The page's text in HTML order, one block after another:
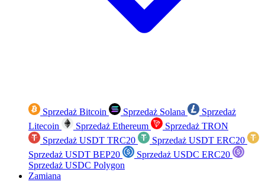
Sprzedaż Bitcoin Sprzedaż Solana
Sprzedaż
Litecoin
Sprzedaż Ethereum
Sprzedaż TRON
Sprzedaż USDT TRC20
Sprzedaż USDT ERC20
Sprzedaż USDT BEP20
Sprzedaż USDC ERC20
Sprzedaż USDC Polygon
Zamiana